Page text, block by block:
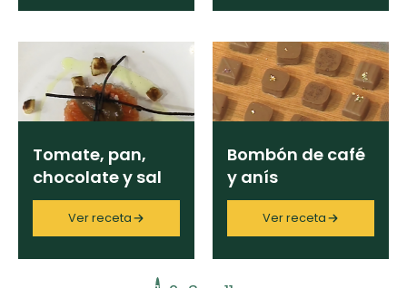
Tomate, pan,
chocolate y sal
Ver receta
Bombón de café
y anís
Ver receta